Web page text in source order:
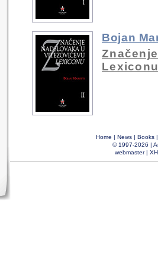
Bojan
Home | News| Books
© 1997-2026 |
webmaster|